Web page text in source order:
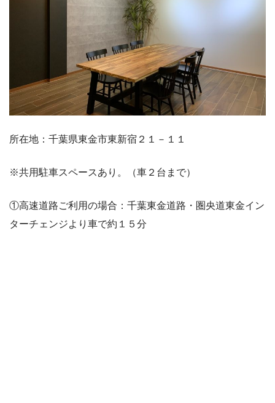
所在地：千葉県東金市東新宿２１－１１
※共用駐車スペースあり。（車２台まで）
①高速道路ご利用の場合：千葉東金道路・圏央道東金イン
ターチェンジより車で約１５分